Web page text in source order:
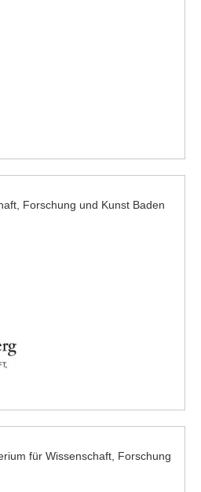
Forschung und Kunst Baden
für Wissenschaft, Forschung